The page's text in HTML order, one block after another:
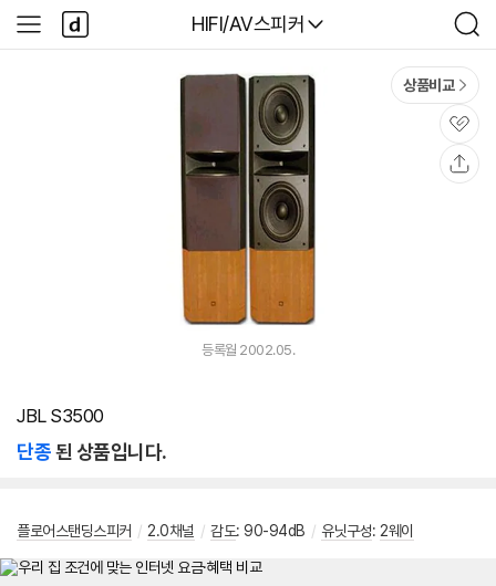
다나와
HIFI/AV스피커
검
색
사
이
다
나
와
상품비교
관
심
등록월 2002.05.
JBL S3500
단종된 상품입니다.
플로어스탠딩스피커 / 2.0채널 / 감도: 90-94dB / 유닛구성: 2웨이